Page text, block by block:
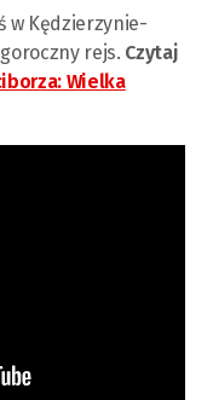
w Kędzierzynie-
rejs. Czytaj
Wielka